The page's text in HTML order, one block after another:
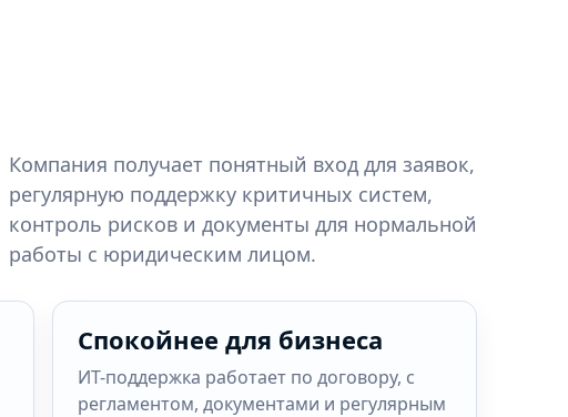
Компания получает понятный вход для заявок,
регулярную поддержку критичных систем,
контроль рисков и документы для нормальной
работы с юридическим лицом.
Спокойнее для бизнеса
ИТ-поддержка работает по договору, с
регламентом, документами и регулярным